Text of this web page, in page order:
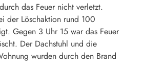
das Feuer nicht verletzt.
der Löschaktion rund 100
Gegen 3 Uhr 15 war das Feuer
Der Dachstuhl und die
wurden durch den Brand